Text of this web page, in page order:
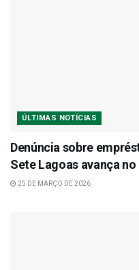
ÚLTIMAS NOTÍCIAS
Denúncia sobre
Sete Lagoas avança
25 DE MARÇO DE 2026